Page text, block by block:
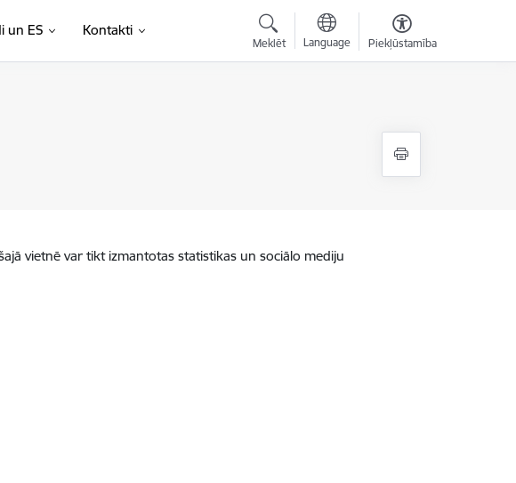
un ES Kontakti
Meklēt Language Piekļūstamība
vietnē var tikt izmantotas statistikas un sociālo mediju